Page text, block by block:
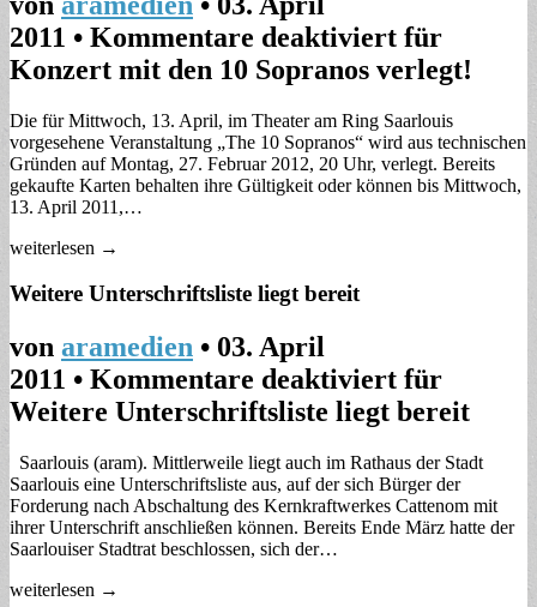
2011 • Kommentare deaktiviert für
Konzert mit den 10 Sopranos verlegt!
Die für Mittwoch, 13. April, im Theater am Ring Saarlouis
vorgesehene Veranstaltung „The 10 Sopranos“ wird aus technischen
Gründen auf Montag, 27. Februar 2012, 20 Uhr, verlegt. Bereits
gekaufte Karten behalten ihre Gültigkeit oder können bis Mittwoch,
13. April 2011,…
weiterlesen →
Weitere Unterschriftsliste liegt bereit
von aramedien • 03. April
2011 • Kommentare deaktiviert für
Weitere Unterschriftsliste liegt bereit
Saarlouis (aram). Mittlerweile liegt auch im Rathaus der Stadt
Saarlouis eine Unterschriftsliste aus, auf der sich Bürger der
Forderung nach Abschaltung des Kernkraftwerkes Cattenom mit
ihrer Unterschrift anschließen können. Bereits Ende März hatte der
Saarlouiser Stadtrat beschlossen, sich der…
weiterlesen →